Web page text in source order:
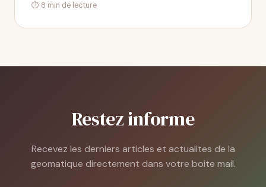
⏱ 8 min de lecture
Restez informe
Recevez les derniers articles et actualites de la
geomatique directement dans votre boite mail.